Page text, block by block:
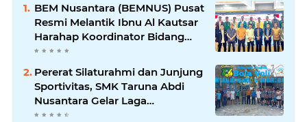
BEM Nusantara (BEMNUS) Pusat
Resmi Melantik Ibnu Al Kautsar
Harahap Koordinator Bidang
(Korbid) BEMNUS Periode
2024/2025
Pererat Silaturahmi dan Junjung
Sportivitas, SMK Taruna Abdi
Nusantara Gelar Laga
Persahabatan Bola Voli Putra